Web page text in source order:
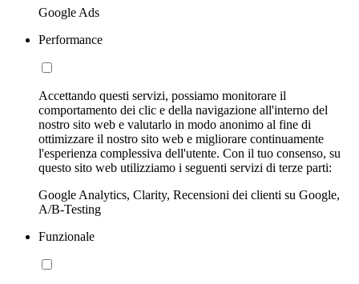
Google Ads
Performance
Accettando questi servizi, possiamo monitorare il
comportamento dei clic e della navigazione all'interno del
nostro sito web e valutarlo in modo anonimo al fine di
ottimizzare il nostro sito web e migliorare continuamente
l'esperienza complessiva dell'utente. Con il tuo consenso, su
questo sito web utilizziamo i seguenti servizi di terze parti:
Google Analytics, Clarity, Recensioni dei clienti su Google,
A/B-Testing
Funzionale